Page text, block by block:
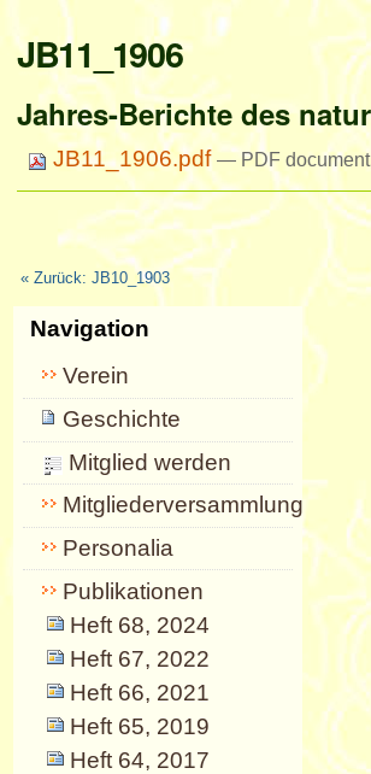
Navigation
Benutzerspezifische
Werkzeuge
JB11_1906
Jahres-Berichte des
JB11_1906.pdf — PDF
« Zurück: JB10_1903
Navigation
Verein
Geschichte
Mitglied werden
Mitgliederversammlungen
Personalia
Publikationen
Heft 68, 2024
Heft 67, 2022
Heft 66, 2021
Heft 65, 2019
Heft 64, 2017